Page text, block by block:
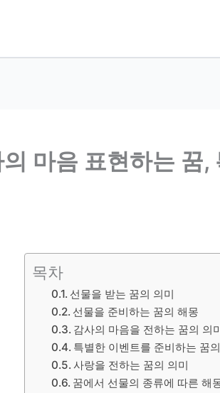
마음 표현하는 꿈
목차
선물을 받는 꿈의 의미
선물을 준비하는 꿈의 해몽
감사의 마음을 전하는 꿈의 의
특별한 이벤트를 준비하는 꿈
사랑을 전하는 꿈의 의미
꿈에서 선물의 종류에 따른 해